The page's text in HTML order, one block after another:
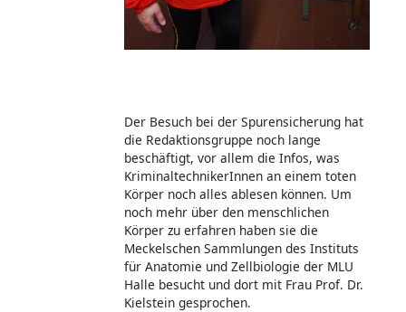
Der Besuch bei der Spurensicherung hat
die Redaktionsgruppe noch lange
beschäftigt, vor allem die Infos, was
KriminaltechnikerInnen an einem toten
Körper noch alles ablesen können. Um
noch mehr über den menschlichen
Körper zu erfahren haben sie die
Meckelschen Sammlungen des Instituts
für Anatomie und Zellbiologie der MLU
Halle besucht und dort mit Frau Prof. Dr.
Kielstein gesprochen.